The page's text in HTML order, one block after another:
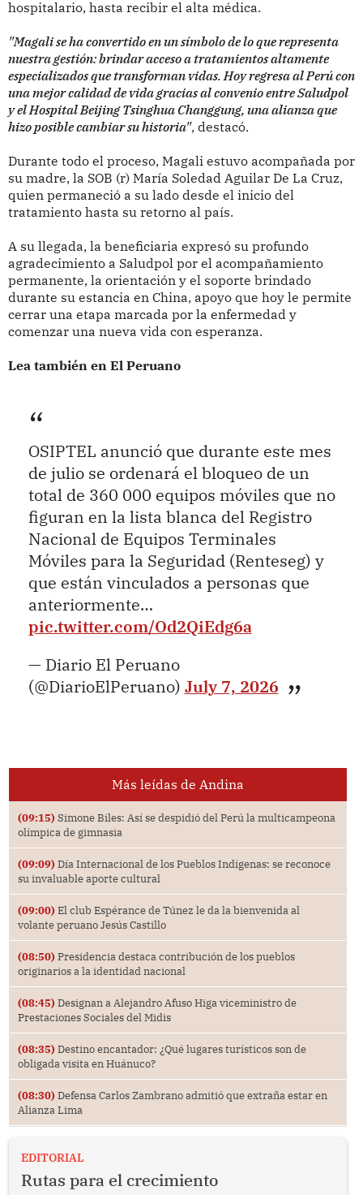
hospitalario, hasta recibir el alta médica.
"Magali se ha convertido en un símbolo de lo que representa
nuestra gestión: brindar acceso a tratamientos altamente
especializados que transforman vidas. Hoy regresa al Perú con
una mejor calidad de vida gracias al convenio entre Saludpol
y el Hospital Beijing Tsinghua Changgung, una alianza que
hizo posible cambiar su historia", destacó.
Durante todo el proceso, Magali estuvo acompañada por
su madre, la SOB (r) María Soledad Aguilar De La Cruz,
quien permaneció a su lado desde el inicio del
tratamiento hasta su retorno al país.
A su llegada, la beneficiaria expresó su profundo
agradecimiento a Saludpol por el acompañamiento
permanente, la orientación y el soporte brindado
durante su estancia en China, apoyo que hoy le permite
cerrar una etapa marcada por la enfermedad y
comenzar una nueva vida con esperanza.
Lea también en El Peruano
OSIPTEL anunció que durante este mes
de julio se ordenará el bloqueo de un
total de 360 000 equipos móviles que no
figuran en la lista blanca del Registro
Nacional de Equipos Terminales
Móviles para la Seguridad (Renteseg) y
que están vinculados a personas que
anteriormente…
pic.twitter.com/Od2QiEdg6a
— Diario El Peruano
(@DiarioElPeruano) July 7, 2026
Más leídas de Andina
(09:15) Simone Biles: Así se despidió del Perú la multicampeona
olímpica de gimnasia
(09:09) Día Internacional de los Pueblos Indígenas: se reconoce
su invaluable aporte cultural
(09:00) El club Espérance de Túnez le da la bienvenida al
volante peruano Jesús Castillo
(08:50) Presidencia destaca contribución de los pueblos
originarios a la identidad nacional
(08:45) Designan a Alejandro Afuso Higa viceministro de
Prestaciones Sociales del Midis
(08:35) Destino encantador: ¿Qué lugares turísticos son de
obligada visita en Huánuco?
(08:30) Defensa Carlos Zambrano admitió que extraña estar en
Alianza Lima
EDITORIAL
Rutas para el crecimiento